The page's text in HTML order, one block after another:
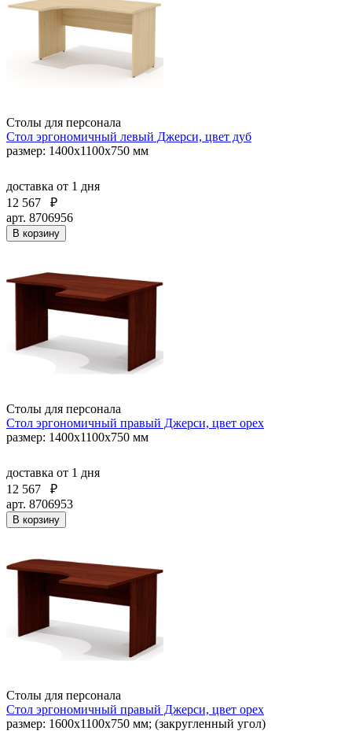
Столы для персонала
Стол эргономичный левый Джерси, цвет дуб
размер: 1400x1100x750 мм
доставка от 1 дня
12 567
₽
арт. 8706956
В корзину
Столы для персонала
Стол эргономичный правый Джерси, цвет орех
размер: 1400x1100x750 мм
доставка от 1 дня
12 567
₽
арт. 8706953
В корзину
Столы для персонала
Стол эргономичный правый Джерси, цвет орех
размер: 1600x1100x750 мм; (закругленный угол)